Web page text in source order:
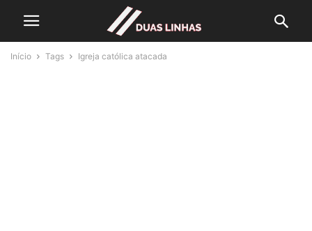
Início Tags Igreja católica atacada